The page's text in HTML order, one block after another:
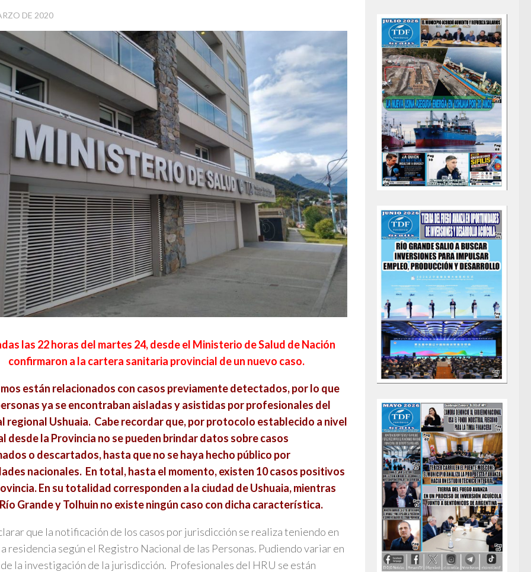
DE 2020
las 22 horas del martes 24, desde el Ministerio de Salud de Nación
confirmaron a la cartera sanitaria provincial de un nuevo caso.
están relacionados con casos previamente detectados, por lo que
ya se encontraban aisladas y asistidas por profesionales del
regional Ushuaia. Cabe recordar que, por protocolo establecido a nivel
desde la Provincia no se pueden brindar datos sobre casos
o descartados, hasta que no se haya hecho público por
nacionales. En total, hasta el momento, existen 10 casos positivos
En su totalidad corresponden a la ciudad de Ushuaia, mientras
Grande y Tolhuin no existe ningún caso con dicha característica.
que la notificación de los casos por jurisdicción se realiza teniendo en
residencia según el Registro Nacional de las Personas. Pudiendo variar en
la investigación de la jurisdicción. Profesionales del HRU se están